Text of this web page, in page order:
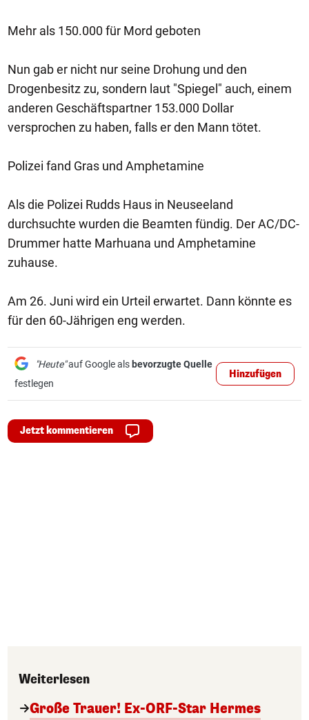
Mehr als 150.000 für Mord geboten
Nun gab er nicht nur seine Drohung und den
Drogenbesitz zu, sondern laut "Spiegel" auch, einem
anderen Geschäftspartner 153.000 Dollar
versprochen zu haben, falls er den Mann tötet.
Polizei fand Gras und Amphetamine
Als die Polizei Rudds Haus in Neuseeland
durchsuchte wurden die Beamten fündig. Der AC/DC-
Drummer hatte Marhuana und Amphetamine
zuhause.
Am 26. Juni wird ein Urteil erwartet. Dann könnte es
für den 60-Jährigen eng werden.
"Heute"auf Google als bevorzugte Quelle
festlegen
Hinzufügen
Jetzt kommentieren
Weiterlesen
Große Trauer! Ex-ORF-Star Hermes